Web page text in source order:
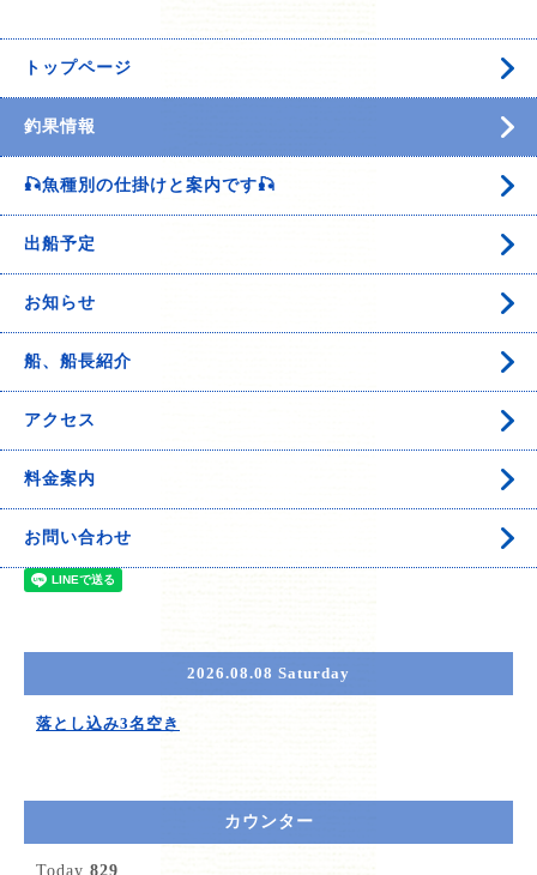
トップページ
釣果情報
🎣魚種別の仕掛けと案内です🎣
出船予定
お知らせ
船、船長紹介
アクセス
料金案内
お問い合わせ
2026.08.08 Saturday
落とし込み3名空き
カウンター
Today 829